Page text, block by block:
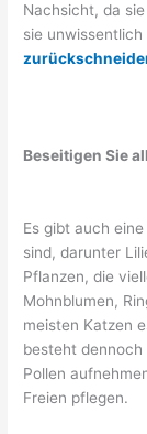
Nachsicht, da
sie
Beseitigen Sie
Es gibt auch
sind, darunter
Pflanzen, die
Mohnblumen,
meisten Katzen
besteht dennoch
Pollen
Freien pflegen.